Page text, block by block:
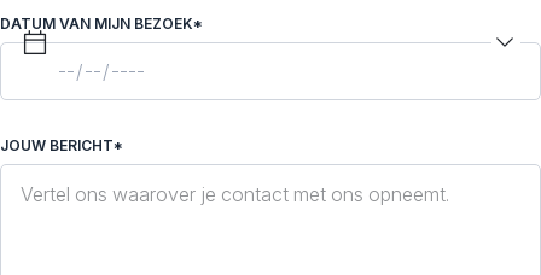
DATUM VAN MIJN BEZOEK*
JOUW BERICHT*